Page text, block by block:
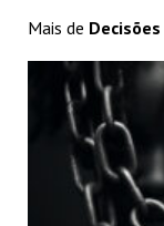
Mais de